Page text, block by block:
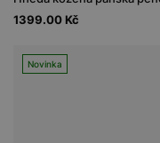
1399.00 Kč
Novinka